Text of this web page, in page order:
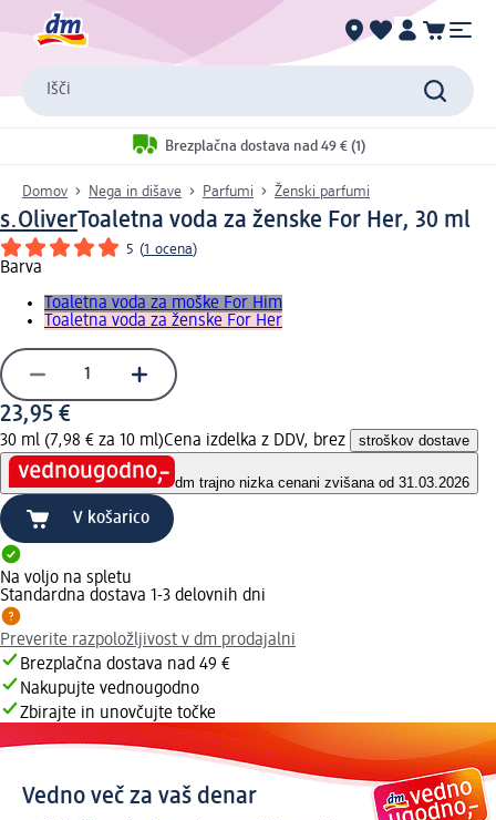
Išči
Brezplačna dostava nad 49 € (1)
Domov Nega in dišave Parfumi Ženski parfumi
s.OliverToaletna voda za ženske For Her, 30 ml
5 (1 ocena)
Barva
Toaletna voda za moške For Him
Toaletna voda za ženske For Her
23,95 €
30 ml (7,98 € za 10 ml)Cena izdelka z DDV, brez stroškov dostave
dm trajno nizka cenani zvišana od 31.03.2026
V košarico
Na voljo na spletu
Standardna dostava 1-3 delovnih dni
Preverite razpoložljivost v dm prodajalni
Brezplačna dostava nad 49 €
Nakupujte vednougodno
Zbirajte in unovčujte točke
Vedno več za vaš denar